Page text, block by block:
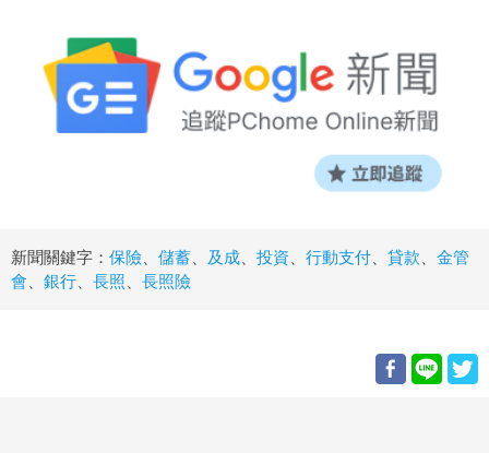
新聞關鍵字： 保險 儲蓄 及成 投資 行動支付 貸款
金管
會
銀行 長照 長照險